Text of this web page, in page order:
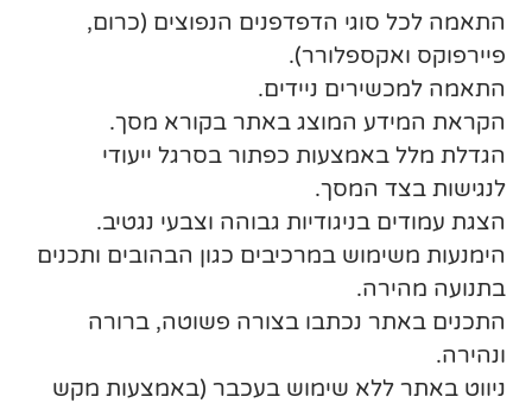
התאמה לכל סוגי הדפדפנים הנפוצים (כרום,
פיירפוקס ואקספלורר).
התאמה למכשירים ניידים.
הקראת המידע המוצג באתר בקורא מסך.
הגדלת מלל באמצעות כפתור בסרגל ייעודי
לנגישות בצד המסך.
הצגת עמודים בניגודיות גבוהה וצבעי נגטיב.
הימנעות משימוש במרכיבים כגון הבהובים ותכנים
בתנועה מהירה.
התכנים באתר נכתבו בצורה פשוטה, ברורה
ונהירה.
ניווט באתר ללא שימוש בעכבר (באמצעות מקש